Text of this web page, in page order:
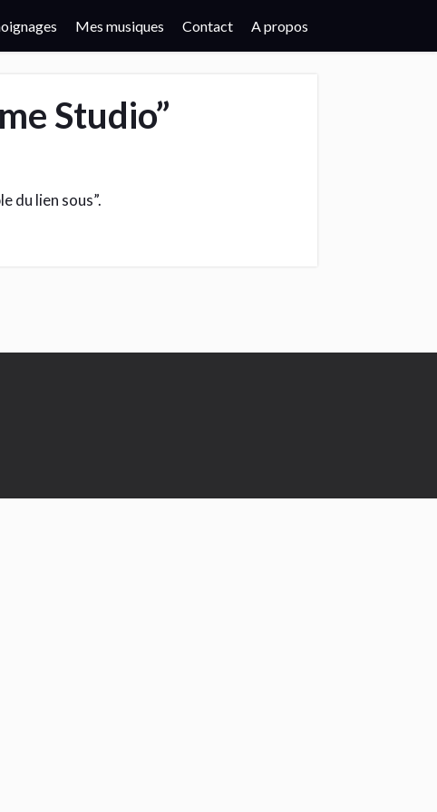
Mes musiques Contact A propos
Studio”
du lien sous”.